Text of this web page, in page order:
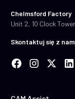
Chelmsford Factory
Unit 2, 10 Clock
Skontaktuj się z